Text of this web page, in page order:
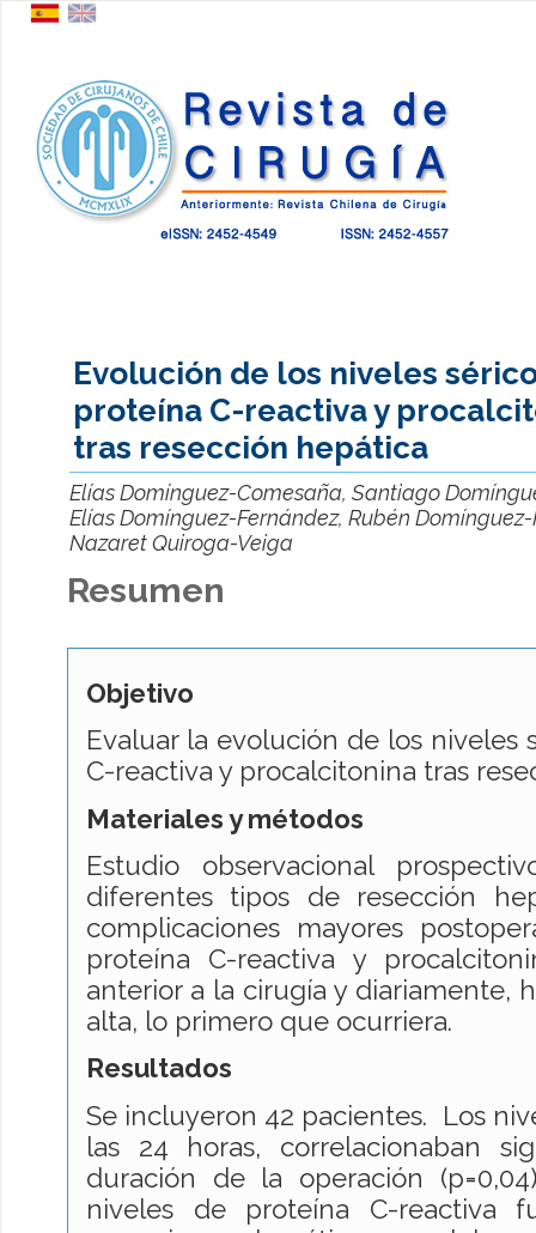
Evolución de los niveles
proteína C-reactiva y
tras resección hepática
Elías Domínguez-Comesaña, Santiago
Elías Domínguez-Fernández, Rubén
Nazaret Quiroga-Veiga
Resumen
Objetivo
Evaluar la evolución de los niveles
C-reactiva y procalcitonina tras
Materiales y métodos
Estudio observacional
diferentes tipos de resección
complicaciones mayores
proteína C-reactiva y
anterior a la cirugía y diariamente,
alta, lo primero que ocurriera.
Resultados
Se incluyeron 42 pacientes. Los
las 24 horas, correlacionaban
duración de la operación
niveles de proteína C-reactiva